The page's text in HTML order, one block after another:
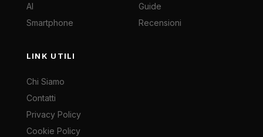
AI
Smartphone
Guide
Recensioni
LINK UTILI
Chi Siamo
Contatti
Privacy Policy
Cookie Policy